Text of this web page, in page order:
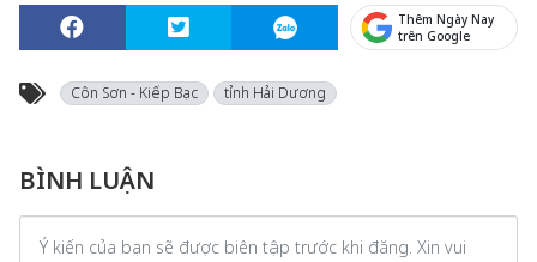
Thêm Ngày Nay
trên Google
Côn Sơn - Kiếp Bạc tỉnh Hải Dương
BÌNH LUẬN